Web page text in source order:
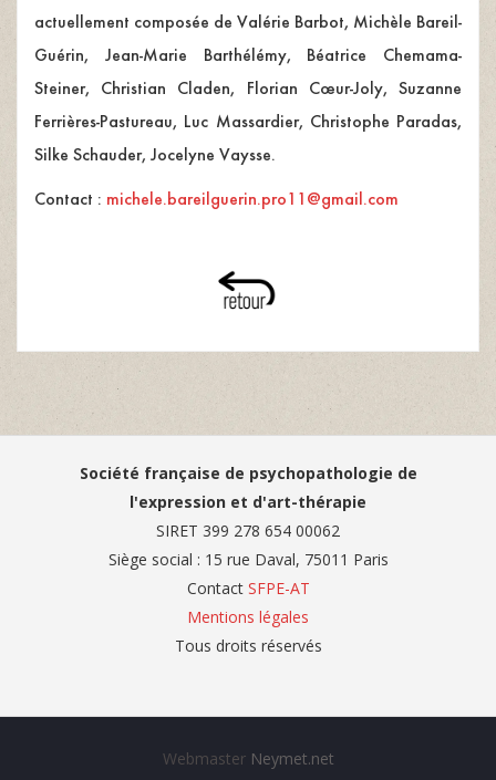
actuellement composée de Valérie Barbot, Michèle Bareil-
Guérin, Jean-Marie Barthélémy, Béatrice Chemama-
Steiner, Christian Claden, Florian Cœur-Joly, Suzanne
Ferrières-Pastureau, Luc Massardier, Christophe Paradas,
Silke Schauder, Jocelyne Vaysse.
Contact : michele.bareilguerin.pro11@gmail.com
Société française de psychopathologie de
l'expression et d'art-thérapie
SIRET 399 278 654 00062
Siège social : 15 rue Daval, 75011 Paris
Contact SFPE-AT
Mentions légales
Tous droits réservés
Webmaster Neymet.net